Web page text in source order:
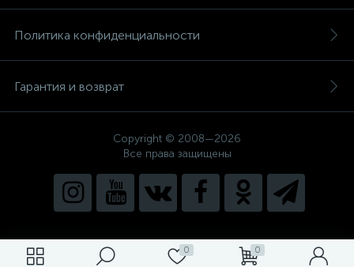
0 0
Политика конфиденциальности
Гарантия и возврат
Copyright © 2008—2026
Все права защищены